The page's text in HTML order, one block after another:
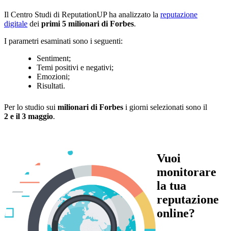
Il Centro Studi di ReputationUP ha analizzato la reputazione
digitale dei primi 5 milionari di Forbes.
I parametri esaminati sono i seguenti:
Sentiment;
Temi positivi e negativi;
Emozioni;
Risultati.
Per lo studio sui milionari di Forbes i giorni selezionati sono il
2 e il 3 maggio.
Vuoi
monitorare
la tua
reputazione
online?